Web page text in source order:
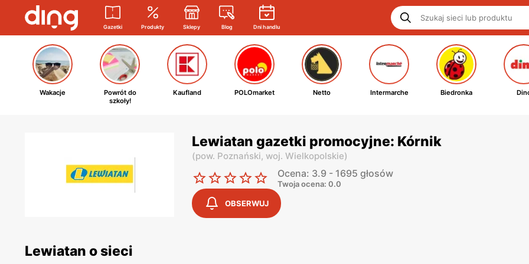
Gazetki Produkty Sklepy Blog Dni handlu
Wakacje
Powrót do
szkoły!
Kaufland POLOmarket Netto Intermarche Biedronka
Lewiatan gazetki promocyjne: Kórnik
(pow. Poznański, woj. Wielkopolskie)
Ocena: 3.9 - 1695 głosów
Twoja ocena: 0.0
OBSERWUJ
Lewiatan o sieci